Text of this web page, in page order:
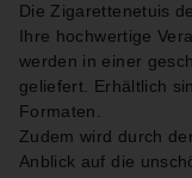
Die Zigarettenetuis
Ihre hochwertige
werden in einer
geliefert. Erhältlich
Formaten.
Zudem wird durch
Anblick auf die